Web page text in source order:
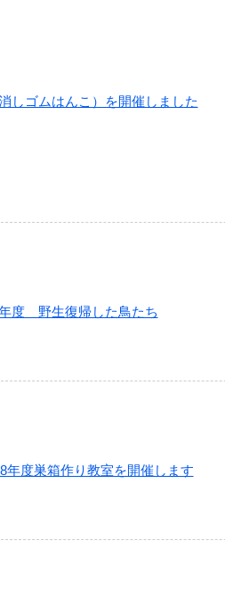
しゴムはんこ）を開催しました
度 野生復帰した鳥たち
年度巣箱作り教室を開催します